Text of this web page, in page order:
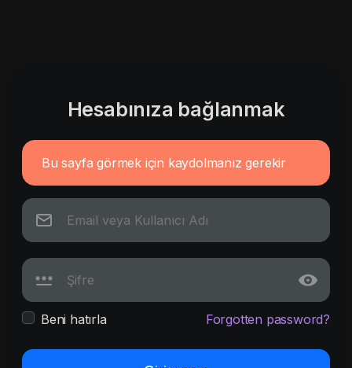
Hesabınıza bağlanmak
Bu sayfa görmek için kaydolmanız gerekir
Beni hatırla Forgotten password?